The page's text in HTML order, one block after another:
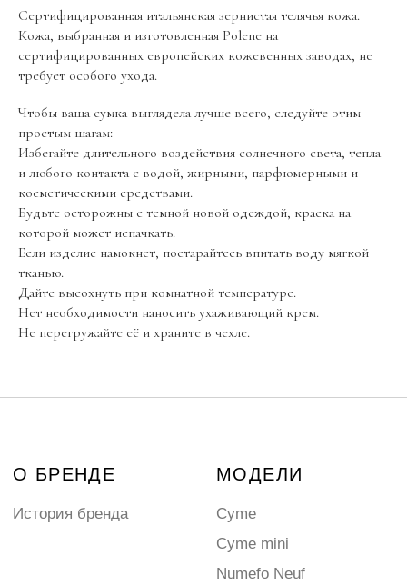
Сертифицированная итальянская зернистая телячья кожа.
Кожа, выбранная и изготовленная Polene на
сертифицированных европейских кожевенных заводах, не
требует особого ухода.
Чтобы ваша сумка выглядела лучше всего, следуйте этим
простым шагам:
Избегайте длительного воздействия солнечного света, тепла
и любого контакта с водой, жирными, парфюмерными и
косметическими средствами.
Будьте осторожны с темной новой одеждой, краска на
которой может испачкать.
Если изделие намокнет, постарайтесь впитать воду мягкой
тканью.
Дайте высохнуть при комнатной температуре.
Нет необходимости наносить ухаживающий крем.
Не перегружайте её и храните в чехле.
Numefo Neuf mini
оплата
Контакты
+ 7 (495) 545-25-70